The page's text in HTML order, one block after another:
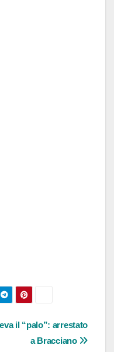
il “palo”: arrestato
a Bracciano